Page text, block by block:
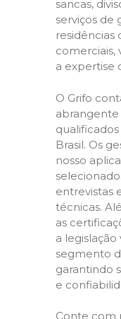
sancas,
serviços de
comerciais,
a expertise
O Grifo
abrangente
Brasil. Os
nosso
entrevistas
técnicas.
as
a
segmento
garantindo
e
Conte com